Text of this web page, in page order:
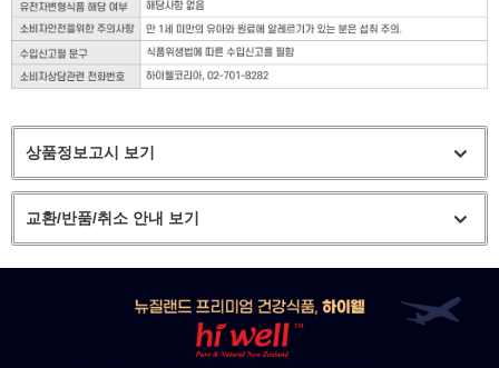
상품정보고시 보기
교환/반품/취소 안내 보기